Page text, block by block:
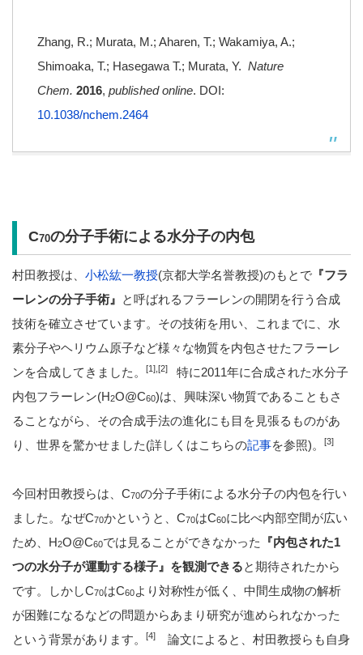
Zhang, R.; Murata, M.; Aharen, T.; Wakamiya, A.;
Shimoaka, T.; Hasegawa T.; Murata, Y. Nature
Chem. 2016, published online. DOI:
10.1038/nchem.2464
C70の分子手術による水分子の内包
村田教授は、 小松紘一教授(京都大学名誉教授)のもとで 『フラ
ーレンの分子手術』 と呼ばれるフラーレンの開閉を行う合成
技術を確立させています。その技術を用い、これまでに、水
素分子やヘリウム原子など様々な物質を内包させたフラーレ
ンを合成してきました。
[1],[2] 特に2011年に合成された水分子
内包フラーレン(H2O@C60)は、興味深い物質であることもさ
ることながら、その合成手法の進化にも目を見張るものがあ
り、世界を驚かせました(詳しくはこちらの記事を参照)。 [3]
今回村田教授らは、C70の分子手術による水分子の内包を行い
ました。なぜC70かというと、C70はC60に比べ内部空間が広い
ため、H2O@C60では見ることができなかった
『内包された1
つの水分子が運動する様子』を観測できると期待されたから
です。しかしC70はC60より対称性が低く、中間生成物の解析
が困難になるなどの問題からあまり研究が進められなかった
という背景があります。
[4]
論文によると、村田教授らも自身